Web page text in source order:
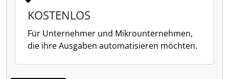
KOSTENLOS
Für Unternehmer und Mikrounternehmen,
die ihre Ausgaben automatisieren möchten.